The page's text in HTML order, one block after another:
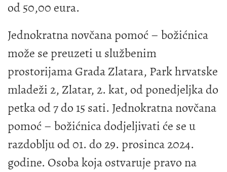
od 50,00 eura.
Jednokratna novčana pomoć – božićnica
može se preuzeti u službenim
prostorijama Grada Zlatara, Park hrvatske
mladeži 2, Zlatar, 2. kat, od ponedjeljka do
petka od 7 do 15 sati. Jednokratna novčana
pomoć – božićnica dodjeljivati će se u
razdoblju od 01. do 29. prosinca 2024.
godine. Osoba koja ostvaruje pravo na